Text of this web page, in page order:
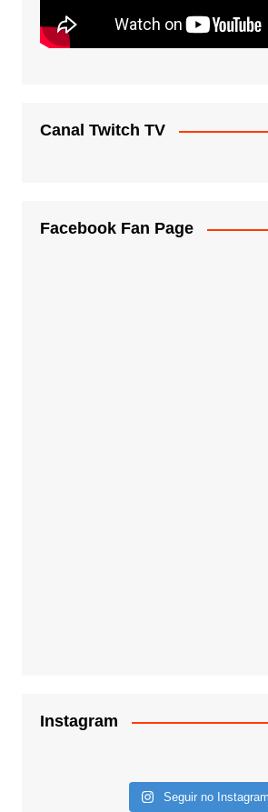
Canal Twitch TV
Facebook Fan Page
Instagram
Seguir no Instagram